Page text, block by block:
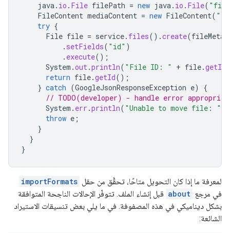
java. io . File filePath = new java. io . File(
FileContent mediaContent = new FileContent(
try {
File file = service. files().create(
. setFields( "id" )
. execute();
System .out.println( "File ID: " + file.getId
return file.getId();
} catch (GoogleJsonResponseException e)
{
// TODO(developer) - handle error
System . err .println( "Unable to move file: "
throw e ;
}
}
}
لمعرفة ما إذا كان التحويل متاحًا، تحقَّق من حقل importFormats
في مرجع about قبل إنشاء الملف. تتوفّر الإحالات الناجحة المتوافقة
بشكل ديناميكي في هذه المصفوفة. في ما يلي بعض تنسيقات الاستيراد
الشائعة: